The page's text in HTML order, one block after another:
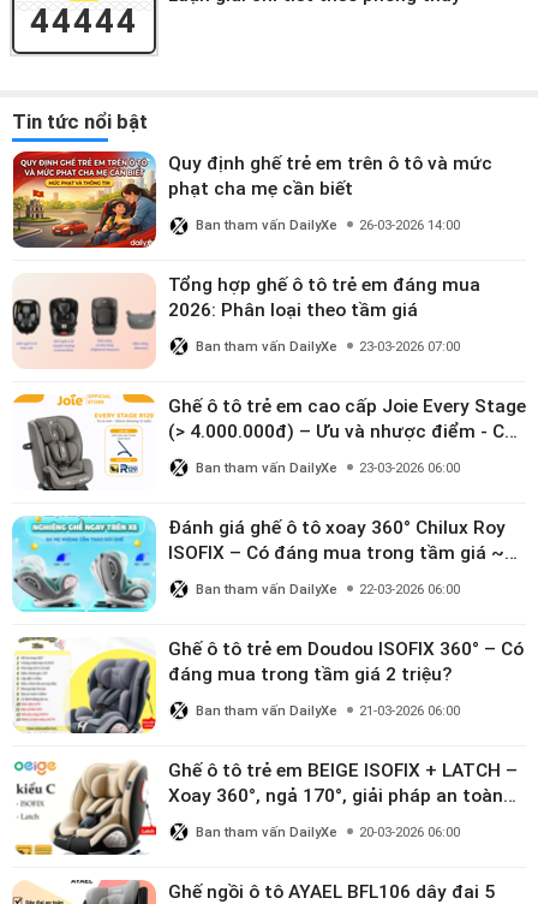
44444
Tin tức nổi bật
Quy định ghế trẻ em trên ô tô và mức
phạt cha mẹ cần biết
Ban tham vấn DailyXe 26-03-2026 14:00
Tổng hợp ghế ô tô trẻ em đáng mua
2026: Phân loại theo tầm giá
Ban tham vấn DailyXe 23-03-2026 07:00
Ghế ô tô trẻ em cao cấp Joie Every Stage
(> 4.000.000đ) – Ưu và nhược điểm - Có
đáng đầu tư cho bé từ 0–12 tuổi?
Ban tham vấn DailyXe 23-03-2026 06:00
Đánh giá ghế ô tô xoay 360° Chilux Roy
ISOFIX – Có đáng mua trong tầm giá ~3
triệu
Ban tham vấn DailyXe 22-03-2026 06:00
Ghế ô tô trẻ em Doudou ISOFIX 360° – Có
đáng mua trong tầm giá 2 triệu?
Ban tham vấn DailyXe 21-03-2026 06:00
Ghế ô tô trẻ em BEIGE ISOFIX + LATCH –
Xoay 360°, ngả 170°, giải pháp an toàn
linh hoạt cho bé 0–10 tuổi
Ban tham vấn DailyXe 20-03-2026 06:00
Ghế ngồi ô tô AYAEL BFL106 dây đai 5